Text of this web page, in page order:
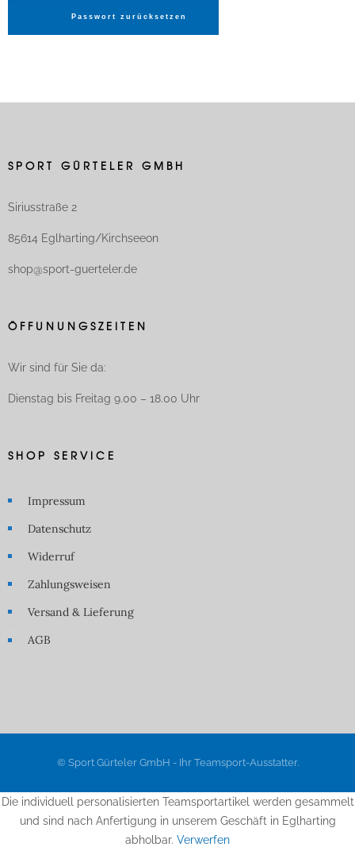
Passwort zurücksetzen
SPORT GÜRTELER GMBH
Siriusstraße 2
85614 Eglharting/Kirchseeon
shop@sport-guerteler.de
ÖFFUNUNGSZEITEN
Wir sind für Sie da:
Dienstag bis Freitag 9.00 – 18.00 Uhr
SHOP SERVICE
Impressum
Datenschutz
Widerruf
Zahlungsweisen
Versand & Lieferung
AGB
© Sport Gürteler GmbH - Ihr Teamsport-Ausstatter.
Die individuell personalisierten Teamsportartikel werden gesammelt
und sind nach Anfertigung in unserem Geschäft in Eglharting
abholbar. Verwerfen